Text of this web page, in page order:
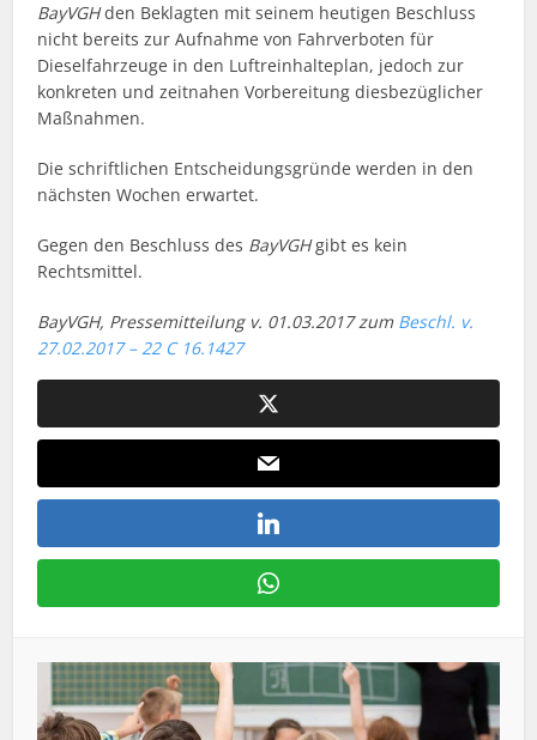
BayVGHden Beklagten mit seinem heutigen Beschluss
nicht bereits zur Aufnahme von Fahrverboten für
Dieselfahrzeuge in den Luftreinhalteplan, jedoch zur
konkreten und zeitnahen Vorbereitung diesbezüglicher
Maßnahmen.
Die schriftlichen Entscheidungsgründe werden in den
nächsten Wochen erwartet.
Gegen den Beschluss des BayVGHgibt es kein
Rechtsmittel.
BayVGH, Pressemitteilung v. 01.03.2017 zum Beschl. v.
27.02.2017 – 22 C 16.1427